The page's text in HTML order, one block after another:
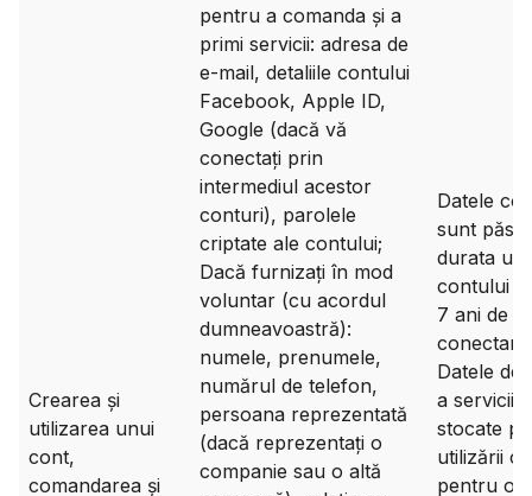
Crearea și
utilizarea unui
cont,
comandarea și
pentru a comanda și a
primi servicii: adresa de
e-mail, detaliile contului
Facebook, Apple ID,
Google (dacă vă
conectați prin
intermediul acestor
conturi), parolele
criptate ale contului;
Dacă furnizați în mod
voluntar (cu acordul
dumneavoastră):
numele, prenumele,
numărul de telefon,
persoana reprezentată
(dacă reprezentați o
companie sau o altă
Datele
sunt
durata
contului
7 ani de
Datele de
a
stocate
utilizării
pentru o